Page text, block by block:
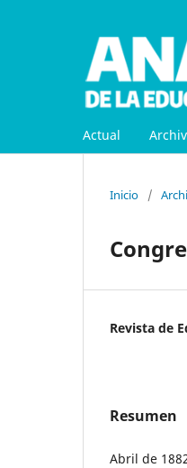
Actual
Inicio /
Revista de
Resumen
Abril de